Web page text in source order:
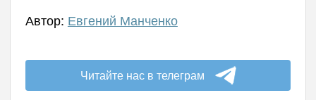
Автор: Евгений Манченко
Читайте нас в телеграм